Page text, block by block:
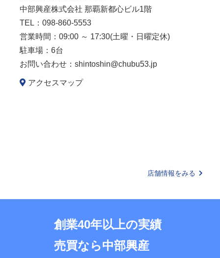
中部興産株式会社 那覇新都心ビル1階
TEL：098-860-5553
営業時間：09:00 ～ 17:30(土曜・日曜定休)
駐車場：6台
お問い合わせ： shintoshin@chubu53.jp
アクセスマップ
店舗情報をみる
創業40年以上の実績
売買なら中部興産